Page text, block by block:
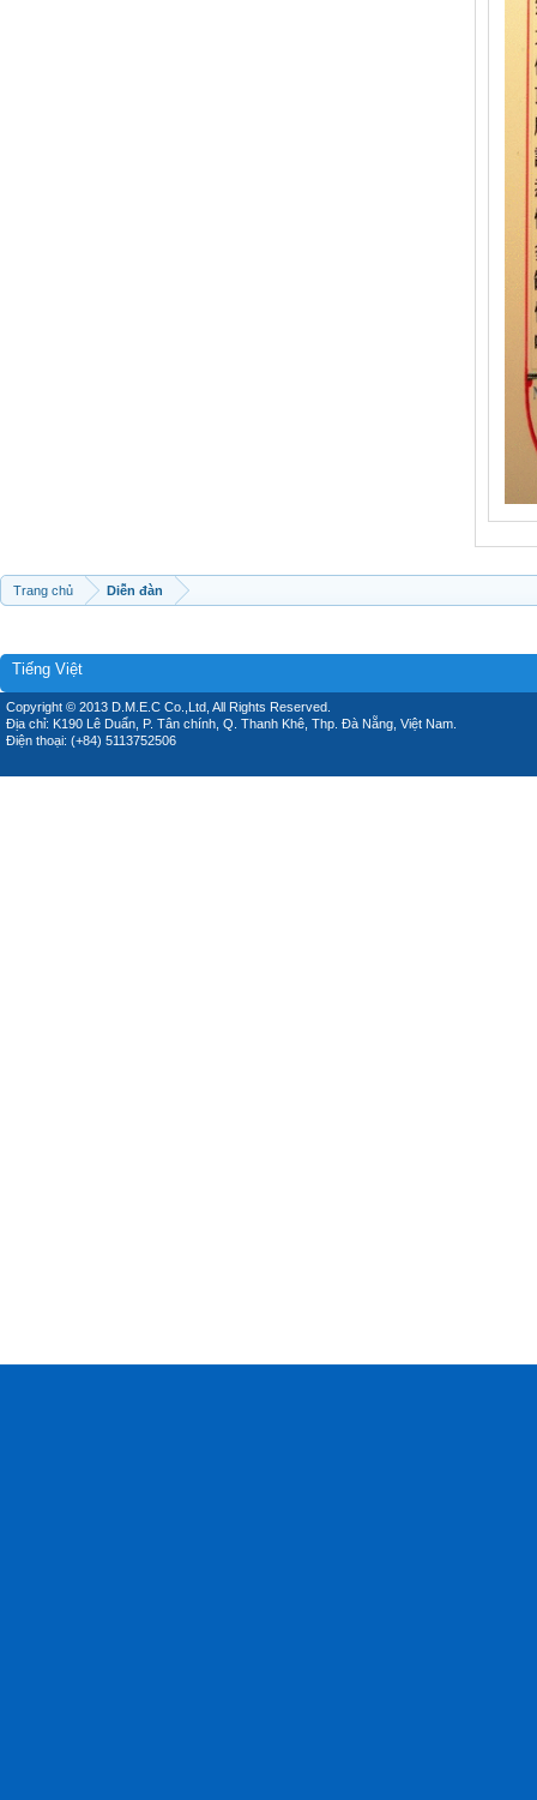
Trang chủ Diễn đàn
Tiếng Việt
Copyright © 2013 D.M.E.C Co.,Ltd, All Rights Reserved.
Địa chỉ: K190 Lê Duẩn, P. Tân chính, Q. Thanh Khê, Thp. Đà Nẵng, Việt Nam.
Điện thoại: (+84) 5113752506